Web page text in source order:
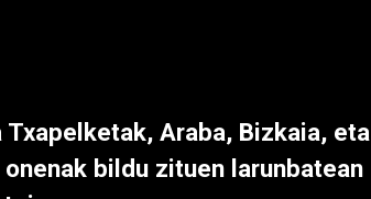
Araba, Bizkaia, eta
bildu zituen larunbatean